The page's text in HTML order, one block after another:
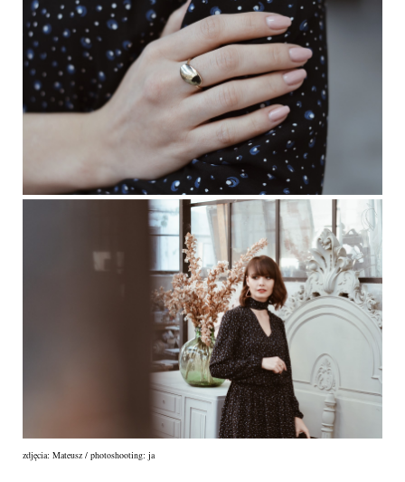
zdjęcia: Mateusz / photoshooting: ja